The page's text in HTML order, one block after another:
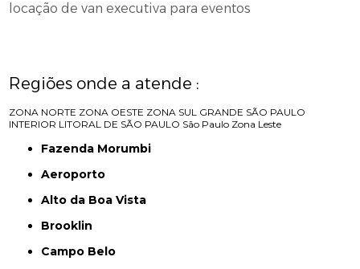
locação de van executiva para eventos
Regiões onde a atende :
ZONA NORTE ZONA OESTE ZONA SUL GRANDE SÃO PAULO
INTERIOR LITORAL DE SÃO PAULO São Paulo Zona Leste
Fazenda Morumbi
Aeroporto
Alto da Boa Vista
Brooklin
Campo Belo